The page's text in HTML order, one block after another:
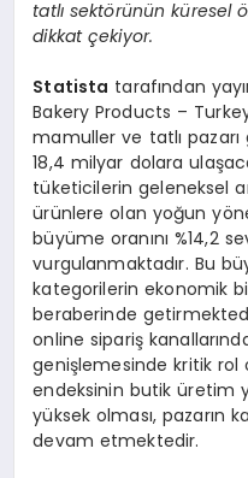
tatlı sektörünün küresel
dikkat çekiyor.
Statista tarafından
Bakery Products –
mamuller ve tatlı pazarı
18,4 milyar dolara
tüketicilerin geleneksel
ürünlere olan yoğun
büyüme oranını %14,2
vurgulanmaktadır. Bu
kategorilerin ekonomik
beraberinde
online sipariş
genişlemesinde kritik rol
endeksinin butik üretim
yüksek olması, pazarın
devam etmektedir.